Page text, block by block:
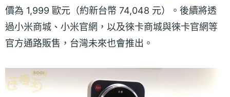
價為 1,999 歐元（約新台幣 74,048 元）。後續將透
過小米商城、小米官網，以及徠卡商城與徠卡官網等
官方通路販售，台灣未來也會推出。